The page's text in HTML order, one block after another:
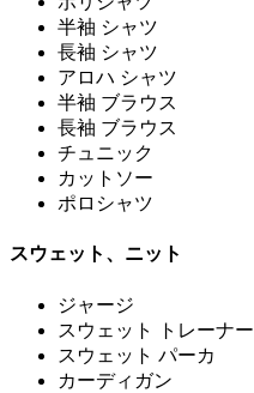
半袖 シャツ
長袖 シャツ
アロハ シャツ
半袖 ブラウス
長袖 ブラウス
チュニック
カットソー
ポロシャツ
スウェット、ニット
ジャージ
スウェット トレーナー
スウェット パーカ
カーディガン